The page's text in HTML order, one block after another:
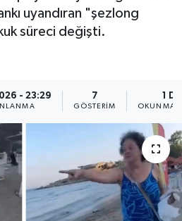
uyandıran "şezlong
süreci değişti.
- 23:29 7
GÖSTERIM
1 DK
OKUNMA